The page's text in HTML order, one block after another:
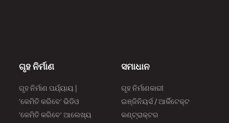
ଗୃହ ନିର୍ମାଣ
ଗୃହ ନିର୍ମାଣ ପର୍ଯ୍ୟାୟ |
‘କେମିତି କରିବେ’ ଭିଡିଓ
‘କେମିତି କରିବେ’ ଆଲେଖ୍ୟ
ସମାଧାନ
ଗୃହ ନିର୍ମାଣକାରୀ
ଇଞ୍ଜିନିୟର୍ସ / ଆର୍କିଟେକ୍ଟ
କଣ୍ଟ୍ରାକ୍ଟର